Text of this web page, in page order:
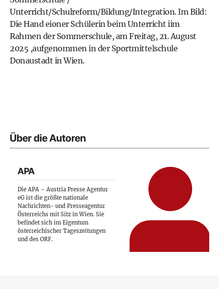
Unterricht/Schulreform/Bildung/Integration. Im Bild:
Die Hand eioner Schülerin beim Unterricht iim
Rahmen der Sommerschule, am Freitag, 21. August
2025 ,aufgenommen in der Sportmittelschule
Donaustadt in Wien.
Über die Autoren
APA
Die APA – Austria Presse Agentur
eG ist die größte nationale
Nachrichten- und Presseagentur
Österreichs mit Sitz in Wien. Sie
befindet sich im Eigentum
österreichischer Tageszeitungen
und des ORF.